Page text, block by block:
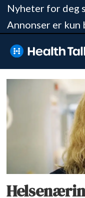
Nyheter for deg
Annonser er
Tag:
2026